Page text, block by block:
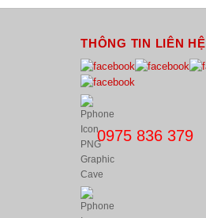
THÔNG TIN LIÊN HỆ
0975 836 379